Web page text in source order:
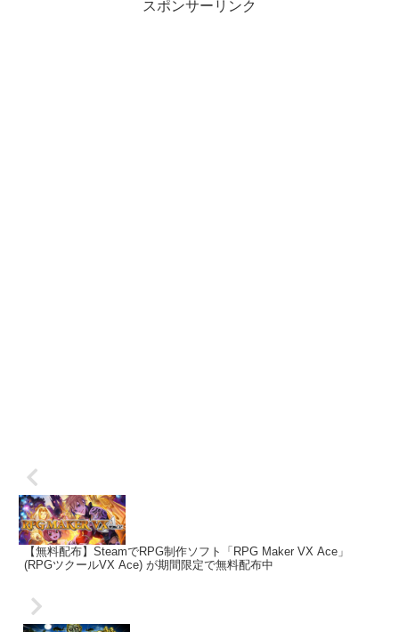
スポンサーリンク
【無料配布】SteamでRPG制作ソフト「RPG Maker VX Ace」
(RPGツクールVX Ace) が期間限定で無料配布中